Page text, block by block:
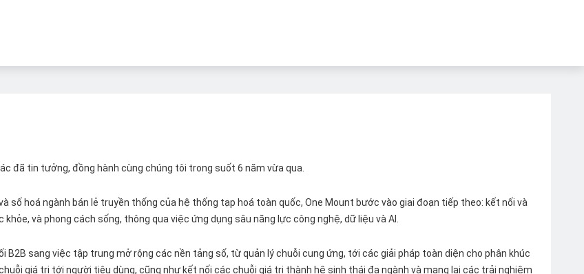
đã tin tưởng, đồng hành cùng chúng tôi trong suốt 6 năm vừa qua.
số hoá ngành bán lẻ truyền thống của hệ thống tạp hoá toàn quốc, One Mount bước vào giai đoạn tiếp theo: kết nối và
và phong cách sống, thông qua việc ứng dụng sâu năng lực công nghệ, dữ liệu và AI.
B2B sang việc tập trung mở rộng các nền tảng số, từ quản lý chuỗi cung ứng, tới các giải pháp toàn diện cho phân khúc
giá trị tới người tiêu dùng, cũng như kết nối các chuỗi giá trị thành hệ sinh thái đa ngành và mang lại các trải nghiệm